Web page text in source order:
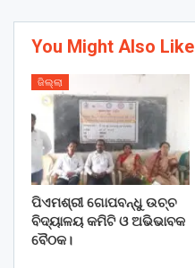
You Might Also Like
ଜିଲ୍ଲା
ପିଏମଶ୍ରୀ ଗୋପବନ୍ଧୁ ଉଚ୍ଚ
ବିଦ୍ୟାଳୟ କମିଟି ଓ ଅଭିଭାବକ
ବୈଠକ।